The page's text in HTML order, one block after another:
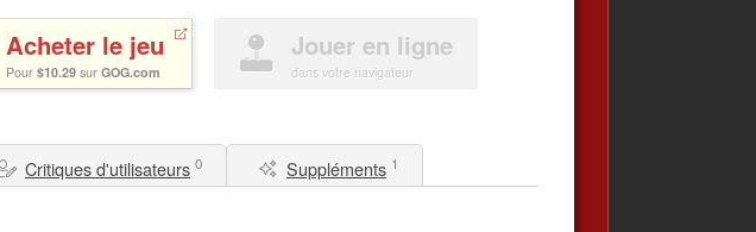
Acheter le jeu
Pour $10.29 sur GOG.com
Jouer en ligne
dans votre navigateur
Critiques d'utilisateurs 0 Suppléments 1